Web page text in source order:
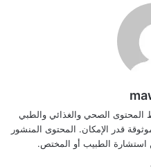
المحتوى الصحي والغذائي والطبي
قدر الإمكان. المحتوى المنشور
استشارة الطبيب أو المختص.